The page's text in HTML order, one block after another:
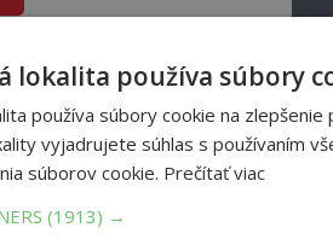
v ľudovej kultúr...
lokalita používa súbory
používa súbory cookie na
vyjadrujete súhlas s používaním
súborov cookie. Prečítať viac
(1913) →